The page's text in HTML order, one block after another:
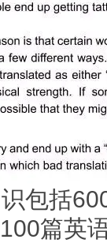
包括
篇英